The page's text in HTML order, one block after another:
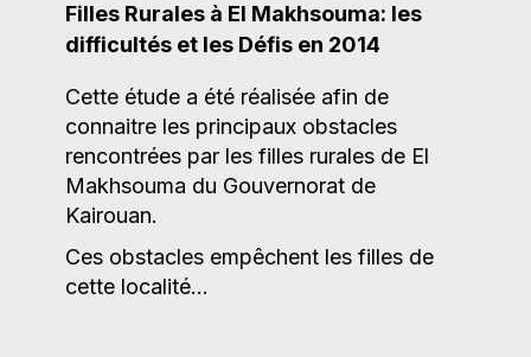
Filles Rurales à El Makhsouma: les
difficultés et les Défis en 2014
Cette étude a été réalisée afin de
connaitre les principaux obstacles
rencontrées par les filles rurales de El
Makhsouma du Gouvernorat de
Kairouan.
Ces obstacles empêchent les filles de
cette localité...